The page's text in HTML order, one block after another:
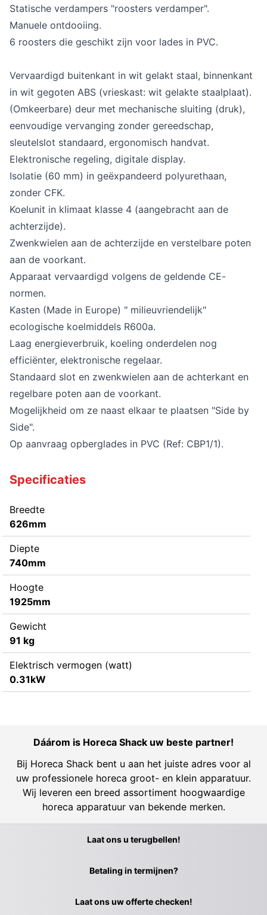
Statische verdampers "roosters verdamper".
Manuele ontdooiing.
6 roosters die geschikt zijn voor lades in PVC.
Vervaardigd buitenkant in wit gelakt staal, binnenkant
in wit gegoten ABS (vrieskast: wit gelakte staalplaat).
(Omkeerbare) deur met mechanische sluiting (druk),
eenvoudige vervanging zonder gereedschap,
sleutelslot standaard, ergonomisch handvat.
Elektronische regeling, digitale display.
Isolatie (60 mm) in geëxpandeerd polyurethaan,
zonder CFK.
Koelunit in klimaat klasse 4 (aangebracht aan de
achterzijde).
Zwenkwielen aan de achterzijde en verstelbare poten
aan de voorkant.
Apparaat vervaardigd volgens de geldende CE-
normen.
Kasten (Made in Europe) " milieuvriendelijk"
ecologische koelmiddels R600a.
Laag energieverbruik, koeling onderdelen nog
efficiënter, elektronische regelaar.
Standaard slot en zwenkwielen aan de achterkant en
regelbare poten aan de voorkant.
Mogelijkheid om ze naast elkaar te plaatsen "Side by
Side".
Op aanvraag opberglades in PVC (Ref: CBP1/1).
Specificaties
Breedte
626mm
Diepte
740mm
Hoogte
1925mm
Gewicht
91 kg
Elektrisch vermogen (watt)
0.31kW
Dáárom is Horeca Shack uw beste partner!
Bij Horeca Shack bent u aan het juiste adres voor al
uw professionele horeca groot- en klein apparatuur.
Wij leveren een breed assortiment hoogwaardige
horeca apparatuur van bekende merken.
Laat ons u terugbellen!
Betaling in termijnen?
Laat ons uw offerte checken!